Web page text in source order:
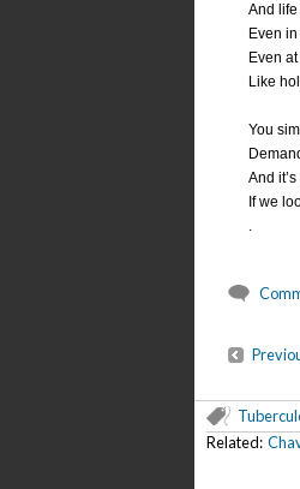
And
Even
Even
Like
You
And
If we
.
Related: